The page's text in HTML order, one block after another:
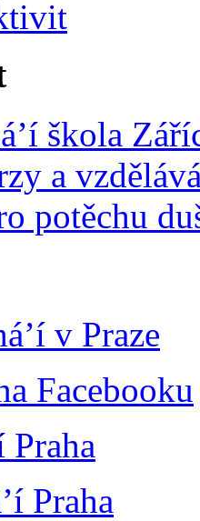
škola
a
potěchu
v Praze
Facebooku
Praha
Praha